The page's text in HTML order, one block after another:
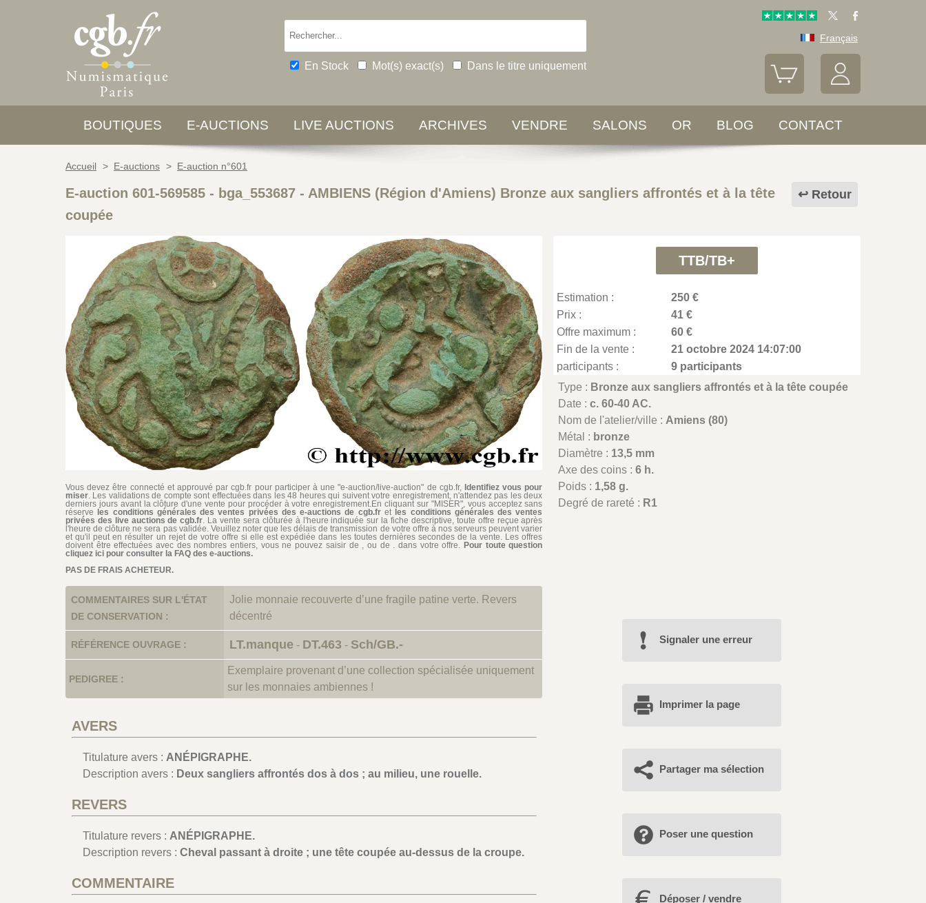
En Stock Mot(s) exact(s) Dans le titre uniquement
Français
BOUTIQUES E-AUCTIONS LIVE AUCTIONS ARCHIVES VENDRE SALONS OR BLOG CONTACT
Accueil > E-auctions > E-auction n°601
Retour
E-auction 601-569585 - bga_553687 - AMBIENS (Région d'Amiens) Bronze aux sangliers affrontés et à la tête
coupée
Vous devez être connecté et approuvé par cgb.fr pour participer à une "e-auction/live-auction" de cgb.fr, Identifiez vous pour
miser. Les validations de compte sont effectuées dans les 48 heures qui suivent votre enregistrement, n'attendez pas les deux
derniers jours avant la clôture d'une vente pour procéder à votre enregistrement.En cliquant sur "MISER", vous acceptez sans
réserve
les conditions générales des ventes privées des e-auctions de cgb.fret les conditions générales des ventes
privées des live auctions de cgb.fr. La vente sera clôturée à l'heure indiquée sur la fiche descriptive, toute offre reçue après
l'heure de clôture ne sera pas validée. Veuillez noter que les délais de transmission de votre offre à nos serveurs peuvent varier
et qu'il peut en résulter un rejet de votre offre si elle est expédiée dans les toutes dernières secondes de la vente. Les offres
doivent être effectuées avec des nombres entiers, vous ne pouvez saisir de , ou de . dans votre offre. Pour toute question
cliquez ici pour consulter la FAQ des e-auctions.
PAS DE FRAIS ACHETEUR.
TTB/TB+
Estimation :
250 €
Prix :
41 €
Offre maximum :
60 €
Fin de la vente :
21 octobre 2024 14:07:00
participants :
9 participants
Type : Bronze aux sangliers affrontés et à la tête coupée
Date :c. 60-40 AC.
Nom de l'atelier/ville : Amiens (80)
Métal : bronze
Diamètre : 13,5 mm
Axe des coins :6 h.
Poids : 1,58 g.
Degré de rareté : R1
COMMENTAIRES SUR L'ÉTAT
DE CONSERVATION :
Jolie monnaie recouverte d’une fragile patine verte. Revers
décentré
RÉFÉRENCE OUVRAGE : LT.manque - DT.463 - Sch/GB.-
PEDIGREE :
Exemplaire provenant d’une collection spécialisée uniquement
sur les monnaies ambiennes !
AVERS
Titulature avers : ANÉPIGRAPHE.
Description avers : Deux sangliers affrontés dos à dos ; au milieu, une rouelle.
REVERS
Titulature revers : ANÉPIGRAPHE.
Description revers : Cheval passant à droite ; une tête coupée au-dessus de la croupe.
COMMENTAIRE
Signaler une erreur
Imprimer la page
Partager ma sélection
Poser une question
Déposer / vendre